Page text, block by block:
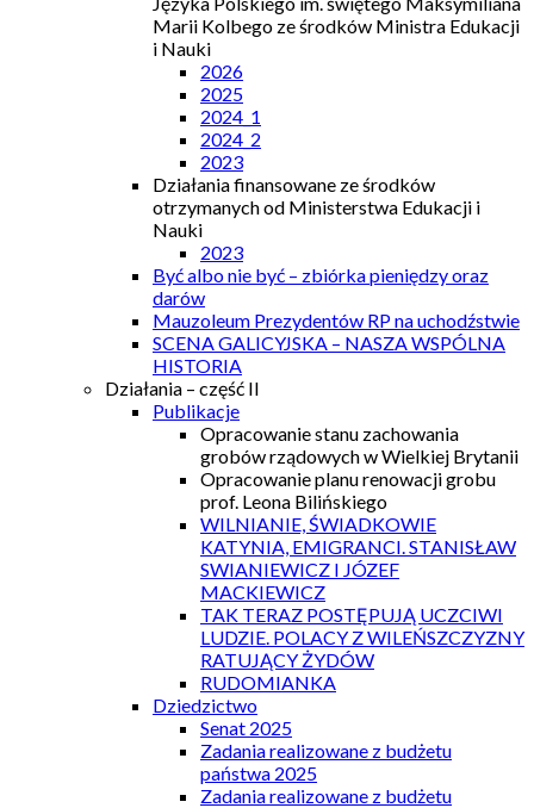
Marii Kolbego ze środków Ministra Edukacji
i Nauki
2026
2025
2024_1
2024_2
2023
Działania finansowane ze środków
otrzymanych od Ministerstwa Edukacji i
Nauki
2023
Być albo nie być – zbiórka pieniędzy oraz
darów
Mauzoleum Prezydentów RP na uchodźstwie
SCENA GALICYJSKA – NASZA WSPÓLNA
HISTORIA
Działania – część II
Publikacje
Opracowanie stanu zachowania
grobów rządowych w Wielkiej Brytanii
Opracowanie planu renowacji grobu
prof. Leona Bilińskiego
WILNIANIE, ŚWIADKOWIE
KATYNIA, EMIGRANCI. STANISŁAW
SWIANIEWICZ I JÓZEF
MACKIEWICZ
TAK TERAZ POSTĘPUJĄ UCZCIWI
LUDZIE. POLACY Z WILEŃSZCZYZNY
RATUJĄCY ŻYDÓW
RUDOMIANKA
Dziedzictwo
Senat 2025
Zadania realizowane z budżetu
państwa 2025
Zadania realizowane z budżetu